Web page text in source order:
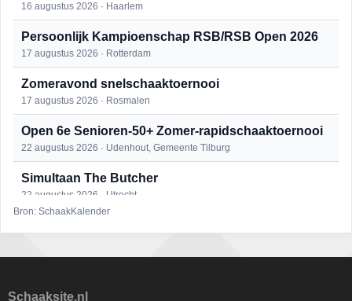
16 augustus 2026 · Haarlem
Persoonlijk Kampioenschap RSB/RSB Open 2026
17 augustus 2026 · Rotterdam
Zomeravond snelschaaktoernooi
17 augustus 2026 · Rosmalen
Open 6e Senioren-50+ Zomer-rapidschaaktoernooi
22 augustus 2026 · Udenhout, Gemeente Tilburg
Simultaan The Butcher
22 augustus 2026 · Utrecht
23 augustus 2026 · Utrecht
Bron: SchaakKalender
Schaaksite.nl